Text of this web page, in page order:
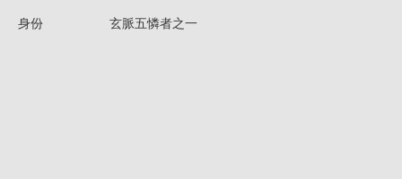
身份 玄脈五憐者之一